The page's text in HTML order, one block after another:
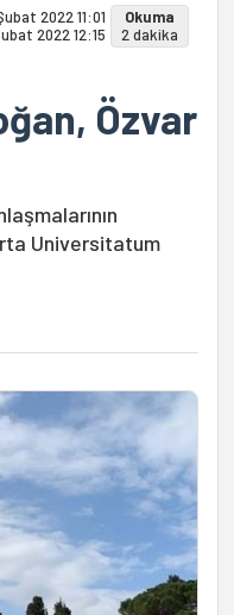
2022 11:01
2022 12:15
Okuma
2 dakika
Özvar
Universitatum